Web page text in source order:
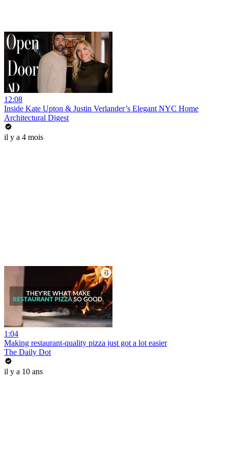
12:08
Inside Kate Upton & Justin Verlander’s Elegant NYC Home
Architectural Digest
il y a 4 mois
1:04
Making restaurant-quality pizza just got a lot easier
The Daily Dot
il y a 10 ans